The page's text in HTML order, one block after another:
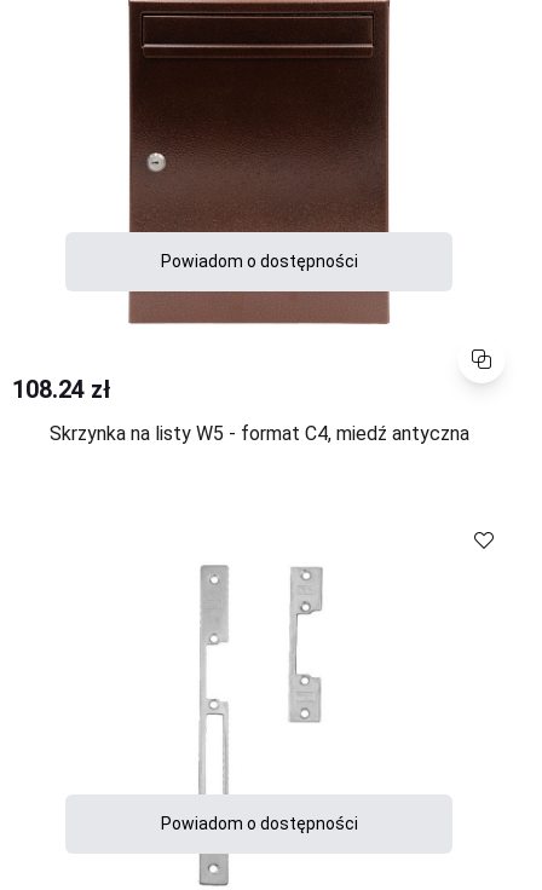
Porównaj
Powiadom o dostępności
108.24 zł
Skrzynka na listy W5 - format C4, miedź antyczna
Powiadom o dostępności